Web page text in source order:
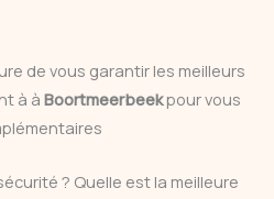
de vous garantir les meilleurs
à à Boortmeerbeekpour vous
? Quelle est la meilleure